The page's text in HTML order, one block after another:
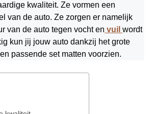
kwaliteit. Ze vormen een
van de auto. Ze zorgen er namelijk
van de auto tegen vocht en vuil wordt
kun jij jouw auto dankzij het grote
passende set matten voorzien.